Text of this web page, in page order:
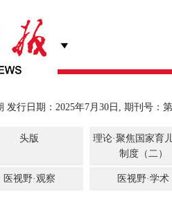
发行日期：2025年7月30日, 期刊号：
头版
理论·聚焦国家育
制度（二）
医视野·观察 医视野·学术